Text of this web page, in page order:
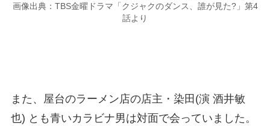
画像出典：TBS金曜ドラマ「クジャクのダンス、誰が見た?」第4
話より
また、屋台のラーメン店の店主・染田(演 酒井敏
也) とも青いカラビナ男は対面で会っていました。